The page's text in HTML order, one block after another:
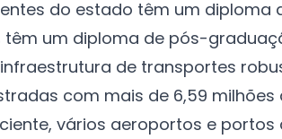
do estado têm um diploma
têm um diploma de pós-
infraestrutura de transportes
com mais de 6,59 milhões
vários aeroportos e portos